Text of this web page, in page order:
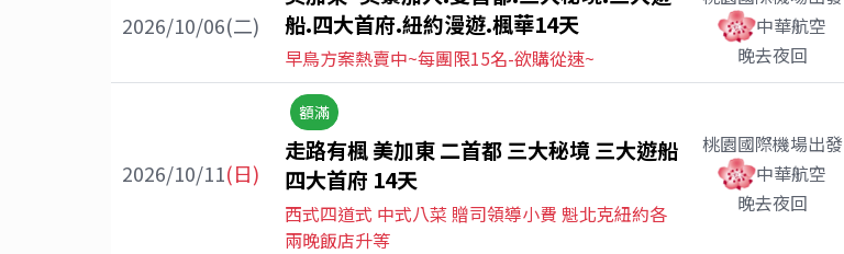
2026/10/06(二)
船.四大首府.紐約漫遊.楓華14天
早鳥方案熱賣中~每團限15名-欲購從速~
中華航空
晚去夜回
2026/10/11(日)
額滿
走路有楓 美加東 二首都 三大秘境 三大遊船
四大首府 14天
西式四道式 中式八菜 贈司領導小費 魁北克紐約各
兩晚飯店升等
桃園國際機場出發
中華航空
晚去夜回